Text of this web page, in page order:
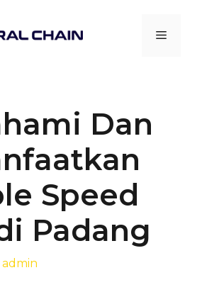
Menu
Dan
Speed
Padang
admin